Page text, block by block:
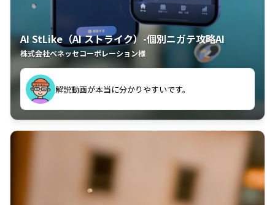
AI StLike（AI ストライク）-個別ニガテ攻略AI
株式会社ベネッセコーポレーション様
古文漢文を主に使わせていただいているが、復習する
のに非常に役立っている。
解説動画が本当に分かりやすいです。